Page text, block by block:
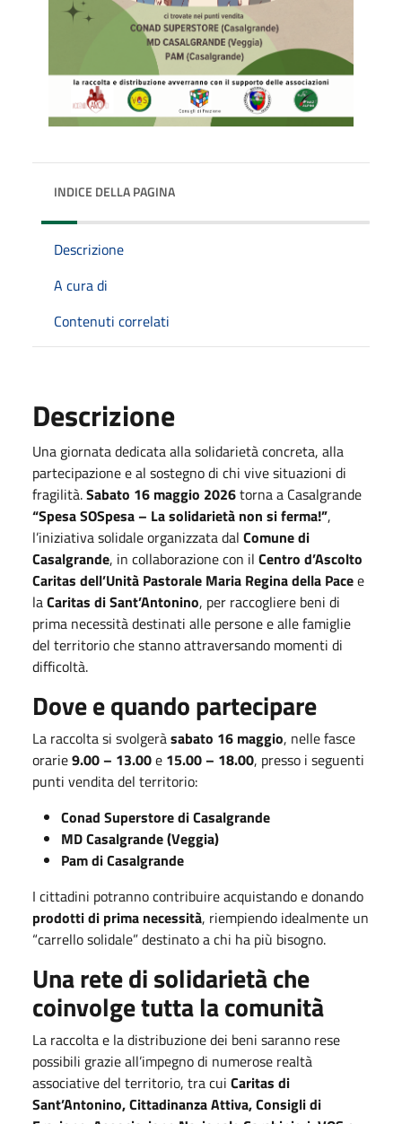
INDICE DELLA PAGINA
Descrizione
A cura di
Contenuti correlati
Descrizione
Una giornata dedicata alla solidarietà concreta, alla
partecipazione e al sostegno di chi vive situazioni di
fragilità.Sabato 16 maggio 2026torna a Casalgrande
“Spesa SOSpesa – La solidarietà non si ferma!”,
l’iniziativa solidale organizzata dal Comune di
Casalgrande, in collaborazione con il Centro d’Ascolto
Caritas dell’Unità Pastorale Maria Regina della Pacee
laCaritas di Sant’Antonino, per raccogliere beni di
prima necessità destinati alle persone e alle famiglie
del territorio che stanno attraversando momenti di
difficoltà.
Dove e quando partecipare
La raccolta si svolgeràsabato 16 maggio, nelle fasce
orarie9.00 – 13.00e 15.00 – 18.00, presso i seguenti
punti vendita del territorio:
Conad Superstore di Casalgrande
MD Casalgrande (Veggia)
Pam di Casalgrande
I cittadini potranno contribuire acquistando e donando
prodotti di prima necessità, riempiendo idealmente un
“carrello solidale” destinato a chi ha più bisogno.
Una rete di solidarietà che
coinvolge tutta la comunità
La raccolta e la distribuzione dei beni saranno rese
possibili grazie all’impegno di numerose realtà
associative del territorio, tra cui Caritas di
Sant’Antonino, Cittadinanza Attiva, Consigli di